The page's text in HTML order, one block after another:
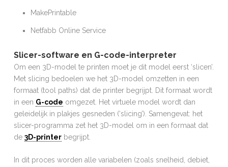
MakePrintable
Netfabb Online Service
Slicer-software en G-code-interpreter
Om een 3D-model te printen moet je dit model eerst ‘slicen’.
Met slicing bedoelen we het 3D-model omzetten in een
formaat (tool paths) dat de printer begrijpt. Dit formaat wordt
in een G-code omgezet. Het virtuele model wordt dan
geleidelijk in plakjes gesneden (‘slicing’). Samengevat: het
slicer-programma zet het 3D-model om in een formaat dat
de 3D-printerbegrijpt.
In dit proces worden alle variabelen (zoals snelheid, debiet,